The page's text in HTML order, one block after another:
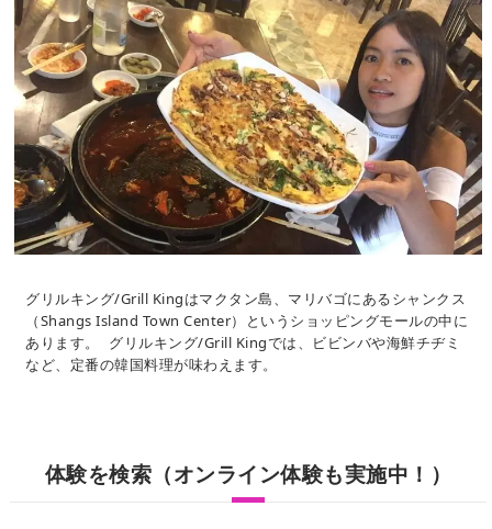
グリルキング/Grill Kingはマクタン島、マリバゴにあるシャンクス
（Shangs Island Town Center）というショッピングモールの中に
あります。 グリルキング/Grill Kingでは、ビビンバや海鮮チヂミ
など、定番の韓国料理が味わえます。
体験を検索（オンライン体験も実施中！）